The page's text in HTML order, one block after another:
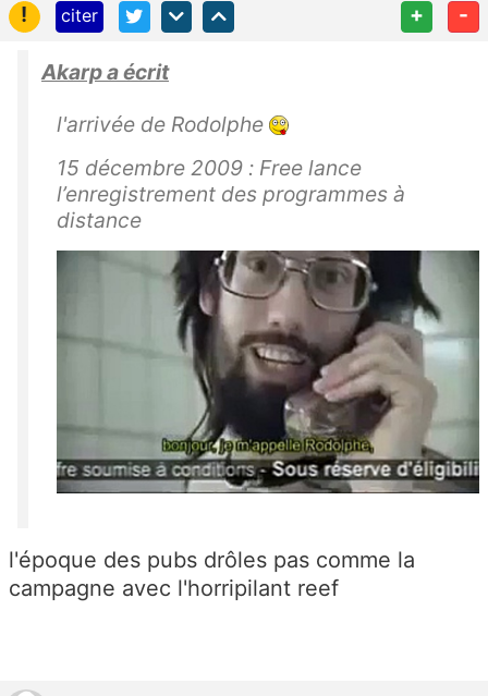
! citer + -
Akarp a écrit
l'arrivée de Rodolphe
15 décembre 2009 : Free lance
l’enregistrement des programmes à
distance
l'époque des pubs drôles pas comme la
campagne avec l'horripilant reef